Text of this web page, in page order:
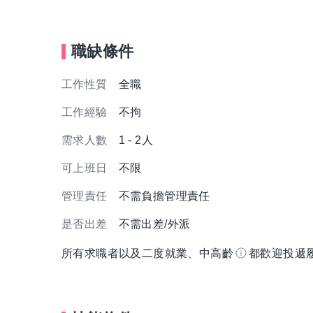
職缺條件
工作性質 全職
工作經驗 不拘
需求人數 1 - 2人
可上班日 不限
管理責任 不需負擔管理責任
是否出差 不需出差/外派
所有求職者以及二度就業、中高齡 都歡迎投遞